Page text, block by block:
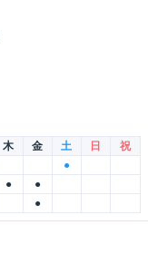
木 金 土 日
祝
●
●
●
●